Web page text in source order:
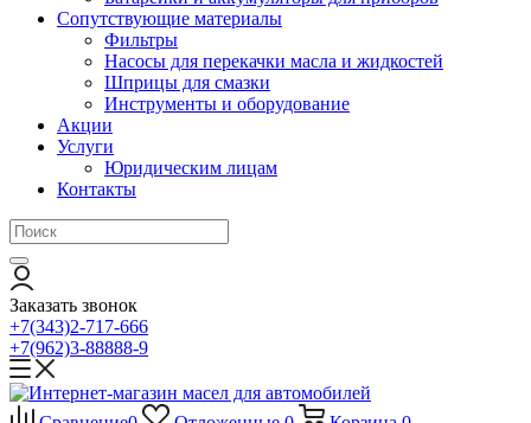
Сопутствующие материалы
Фильтры
Насосы для перекачки масла и жидкостей
Шприцы для смазки
Инструменты и оборудование
Акции
Услуги
Юридическим лицам
Контакты
Заказать звонок
+7(343)2-717-666
+7(962)3-88888-9